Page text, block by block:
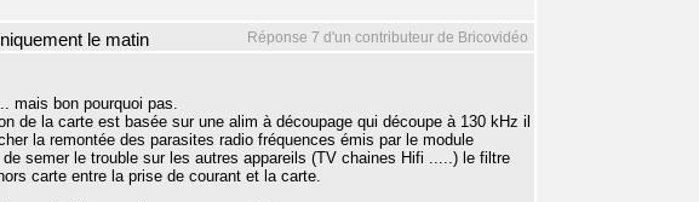
Réponse 7 d'un contributeur de Bricovidéo
le matin
mais bon pourquoi pas.
de la carte est basée sur une alim à découpage qui découpe à 130 kHz il
la remontée des parasites radio fréquences émis par le module
semer le trouble sur les autres appareils (TV chaines Hifi .....) le filtre
carte entre la prise de courant et la carte.